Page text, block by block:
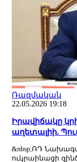
Ռազմական
22.05.2026 19:18
Իրավիճակը
աղետալիի.
&nbsp;ՌԴ
ուկրաինացի